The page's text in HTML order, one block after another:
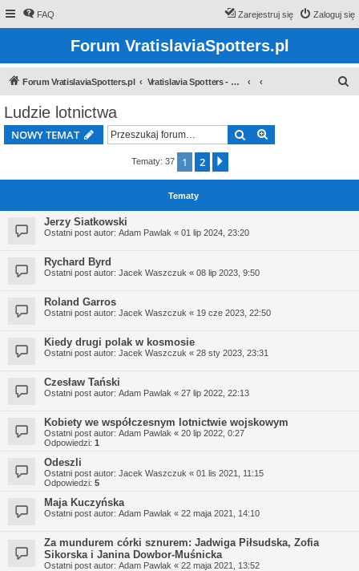
FAQ Zaloguj się
Zarejestruj się
Forum VratislaviaSpotters.pl
Forum VratislaviaSpotters.pl Vratislavia Spotters - Wroclawska grupa spotterska
Ludzie lotnictwa
NOWY TEMAT Szukaj
Tematy: 37 1 2
Tematy
Jerzy Siatkowski
Ostatni post autor: Adam Pawlak « 01 lip 2024, 23:20
Rychard Byrd
Ostatni post autor: Jacek Waszczuk « 08 lip 2023, 9:50
Roland Garros
Ostatni post autor: Jacek Waszczuk « 19 cze 2023, 22:50
Kiedy drugi polak w kosmosie
Ostatni post autor: Jacek Waszczuk « 28 sty 2023, 23:31
Czesław Tański
Ostatni post autor: Adam Pawlak « 27 lip 2022, 22:13
Kobiety we współczesnym lotnictwie wojskowym
Ostatni post autor: Adam Pawlak « 20 lip 2022, 0:27
Odpowiedzi: 1
Odeszli
Ostatni post autor: Jacek Waszczuk « 01 lis 2021, 11:15
Odpowiedzi: 5
Maja Kuczyńska
Ostatni post autor: Adam Pawlak « 22 maja 2021, 14:10
Za mundurem córki sznurem: Jadwiga Piłsudska, Zofia
Sikorska i Janina Dowbor-Muśnicka
Ostatni post autor: Adam Pawlak « 22 maja 2021, 13:52